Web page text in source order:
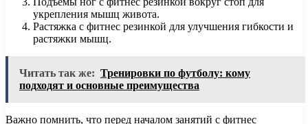
укрепления мышц живота.
Растяжка с фитнес резинкой для улучшения гибкости и
растяжки мышц.
Читать так же: Тренировки по футболу: кому
подходят и основные преимущества
Важно помнить, что перед началом занятий с фитнес